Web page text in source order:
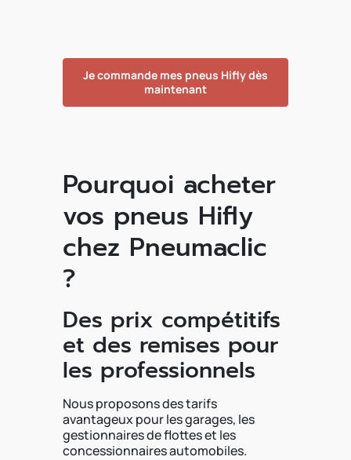
Je commande mes pneus Hifly dès
maintenant
Pourquoi acheter
vos pneus Hifly
chez Pneumaclic
?
Des prix compétitifs
et des remises pour
les professionnels
Nous proposons des tarifs
avantageux pour les garages, les
gestionnaires de flottes et les
concessionnaires automobiles.